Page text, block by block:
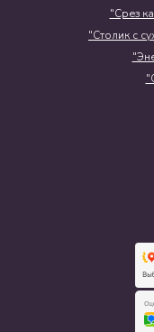
"Срез
"Столик с